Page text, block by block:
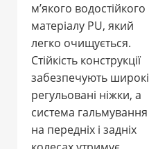
м’якого водостійкого
матеріалу PU, який
легко очищується.
Стійкість конструкції
забезпечують широкі
регульовані ніжки, а
система гальмування
на передніх і задніх